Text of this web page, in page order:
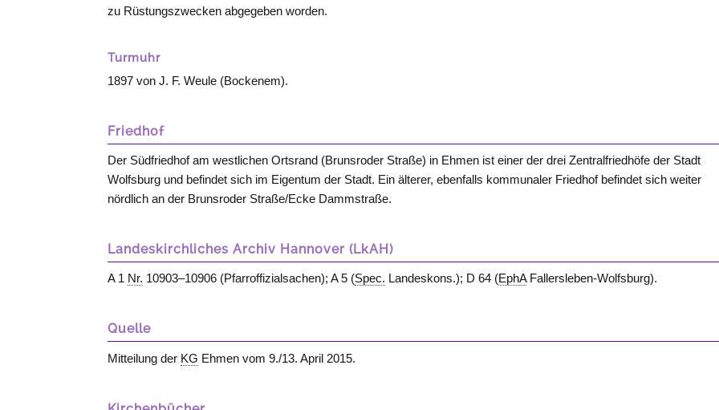
zu Rüstungszwecken abgegeben worden.
Turmuhr
1897 von J. F. Weule (Bockenem).
Friedhof
Der Südfriedhof am westlichen Ortsrand (Brunsroder Straße) in Ehmen ist einer der drei Zentralfriedhöfe der Stadt
Wolfsburg und befindet sich im Eigentum der Stadt. Ein älterer, ebenfalls kommunaler Friedhof befindet sich weiter
nördlich an der Brunsroder Straße/Ecke Dammstraße.
Landeskirchliches Archiv Hannover (LkAH)
A 1 Nr. 10903–10906 (Pfarroffizialsachen); A 5 (Spec. Landeskons.); D 64 (EphAFallersleben-Wolfsburg).
Quelle
Mitteilung der KG Ehmen vom 9./13. April 2015.